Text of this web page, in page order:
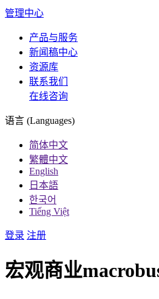
管理中心
产品与服务
新闻稿中心
资源库
联系我们
在线咨询
语言 (Languages)
简体中文
繁體中文
English
日本語
한국어
Tiếng Việt
登录 注册
宏观商业